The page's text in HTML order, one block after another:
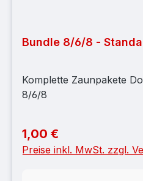
Bundle 8/6/8 -
Komplette Zaunpakete
8/6/8
Regulärer Preis:
1,00 €
Preise inkl. MwSt. zzgl.